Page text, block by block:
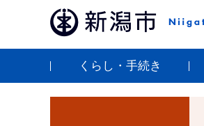
ペ
くらし・手続き